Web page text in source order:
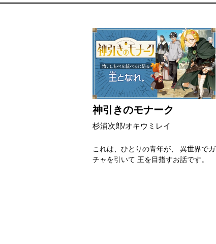
神引きのモナーク
杉浦次郎/オキウミレイ
これは、ひとりの青年が、 異世界でガ
チャを引いて 王を目指すお話です。